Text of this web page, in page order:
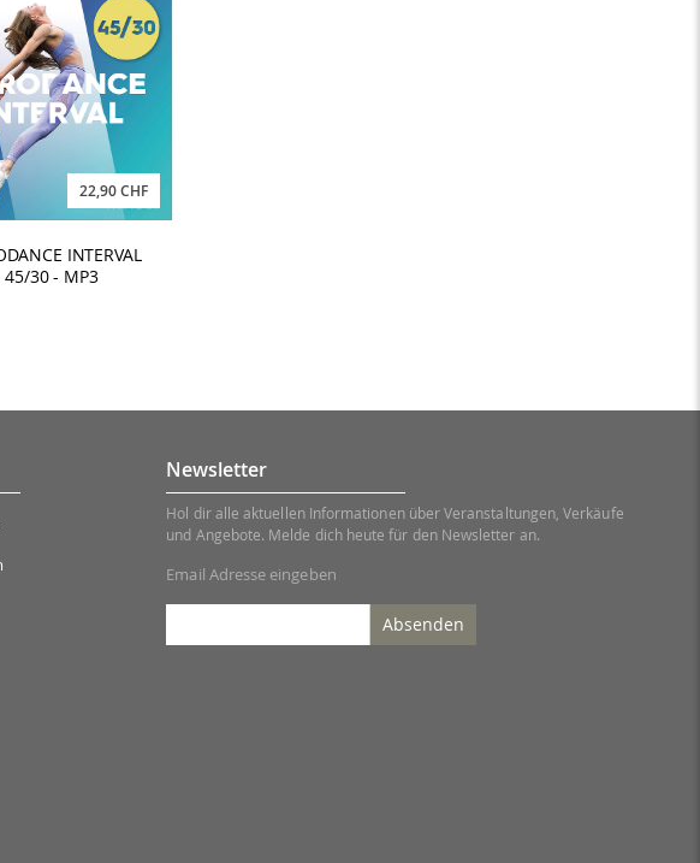
22,90 CHF
INTERVAL
45/30 - MP3
Newsletter
Hol dir alle aktuellen Informationen über Veranstaltungen, Verkäufe
und Angebote. Melde dich heute für den Newsletter an.
Email Adresse eingeben
Absenden